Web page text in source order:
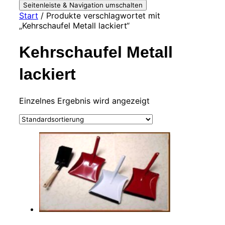
Seitenleiste & Navigation umschalten
Start / Produkte verschlagwortet mit
„Kehrschaufel Metall lackiert“
Kehrschaufel Metall
lackiert
Einzelnes Ergebnis wird angezeigt